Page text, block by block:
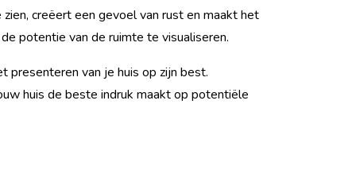
creëert een gevoel van rust en maakt het
potentie van de ruimte te visualiseren.
presenteren van je huis op zijn best.
huis de beste indruk maakt op potentiële